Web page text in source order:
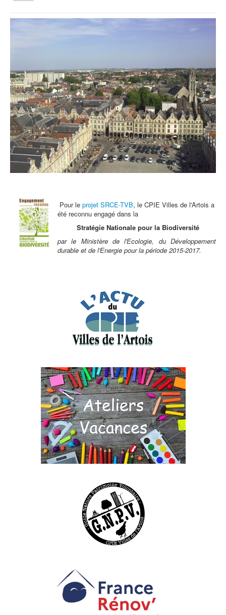
la
Vous êtes ici :
Accueil
Mardi 25 octobre : Atelier de l'Automne
Activités tout public
Animations et éducation
Accompagnement du territoire et ingénierie
Espace Info Energie
Guide Nature Patrimoine Volontaire (GNPV)
Centre de Ressources du Territoire (CRT)
Contact
Pour le projet SRCE-TVB, le CPIE Villes de l'Artois a
été reconnu engagé dans la
Stratégie Nationale pour la Biodiversité
par le Ministère de l'Ecologie, du Développement
durable et de l'Energie pour la période 2015-2017.